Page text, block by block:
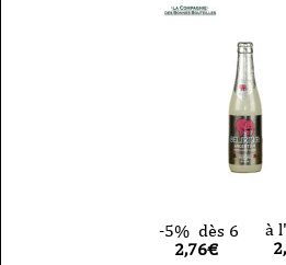
-5% dès 6
2,76€
à